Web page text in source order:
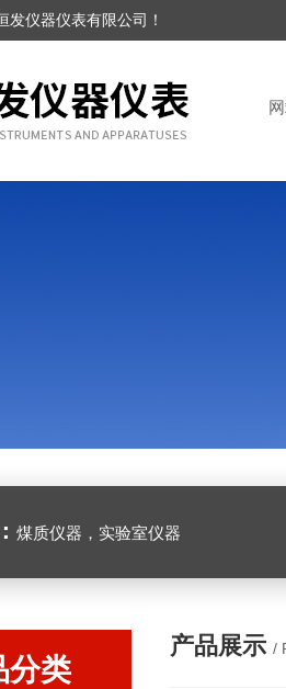
发仪器仪表有限公司！
煤质仪器，实验室仪器
分类
产品展示 /